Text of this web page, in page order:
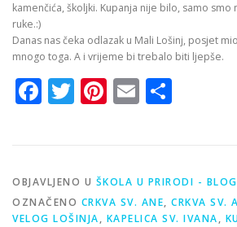
kamenčića, školjki. Kupanja nije bilo, samo smo
ruke.:)
Danas nas čeka odlazak u Mali Lošinj, posjet
mnogo toga. A i vrijeme bi trebalo biti ljepše.
Facebook
Twitter
Pinterest
Email
OBJAVLJENO U ŠKOLA U PRIRODI - BLOG
OZNAČENO CRKVA SV. ANE, CRKVA SV.
VELOG LOŠINJA, KAPELICA SV. IVANA,